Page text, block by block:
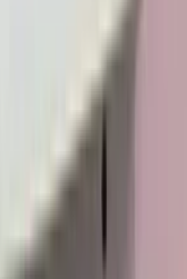
للبيع في